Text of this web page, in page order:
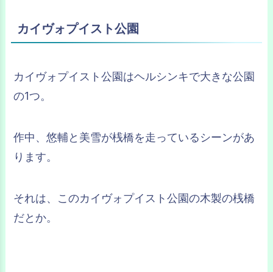
カイヴォプイスト公園
カイヴォプイスト公園はヘルシンキで大きな公園
の1つ。
作中、悠輔と美雪が桟橋を走っているシーンがあ
ります。
それは、このカイヴォプイスト公園の木製の桟橋
だとか。